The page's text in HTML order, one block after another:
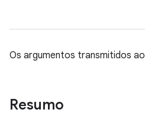
Os argumentos transmitidos
Resumo